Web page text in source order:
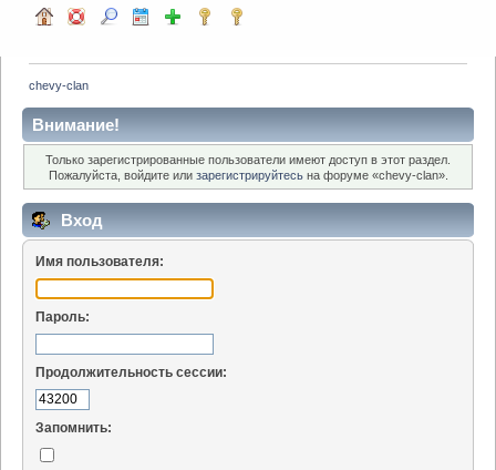
chevy-clan
Внимание!
Только зарегистрированные пользователи имеют доступ в этот раздел.
Пожалуйста, войдите или зарегистрируйтесьна форуме «chevy-clan».
Вход
Имя пользователя:
Пароль:
Продолжительность сессии:
Запомнить: